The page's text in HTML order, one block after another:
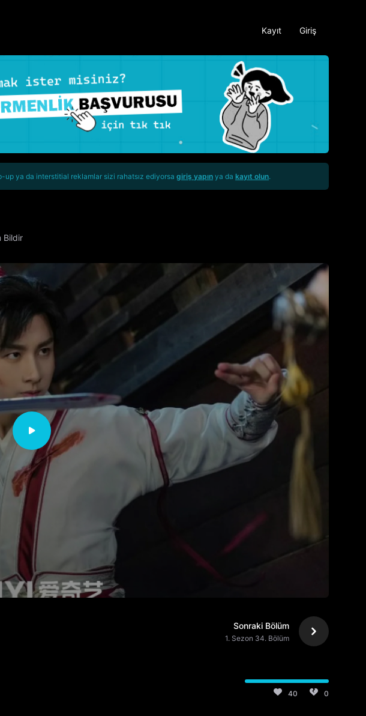
Kayıt Giriş
up ya da interstitial reklamlar sizi rahatsız ediyorsa giriş yapın ya da kayıt olun.
Bildir
Sonraki Bölüm
1. Sezon 34. Bölüm
40 0